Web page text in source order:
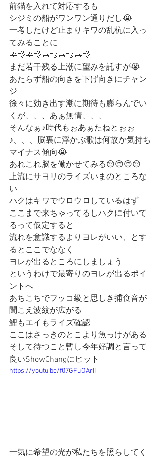
前錨を入れて対応するも
シジミの船がワンワン通りだし😭
一考したけど止まりキワの乱杭に入っ
てみることに
🚣💨🚣💨🚣💨🚣💨🚣💨
まだ若干残る上潮に望みを託すが😭
あたらず船の向きを下げ向きにチャン
ジ
徐々に効き出す潮に期待も膨らんでい
くが、、、あぁ無情、、、
そんなぁ♪時代もぉあぁたねとぉぉ
♪、、、脳裏に浮かぶ歌は何故か気持ち
マイナス傾向😭
あれこれ脳を働かせてみる😔😔😔😔
上流にサヨリのライズいまのところな
い
ハクはキワでウロウロしているはず
ここまで来ちゃってるしハクに付いて
るって仮定すると
流れを意識するよりヨレがいい、とす
るとここでななく
ヨレが出るところにしましょう
というわけで最寄りのヨレが出るポイ
ントへ
あちこちでフッコ級と思しき捕食音が
聞こえ波紋が広がる
鯉もエイもライズ確認
ここはさっきのとこより魚っけがある
そして待つこと暫し今年好調と言って
良いShowChangにヒット
https://youtu.be/f07GFuOArII
一気に希望の光が私たちを照らしてく